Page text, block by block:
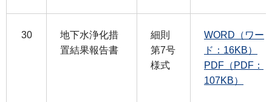
30
地下水浄化措
置結果報告書
細則
第7号
様式
WORD（ワー
ド：16KB）
PDF（PDF：
107KB）